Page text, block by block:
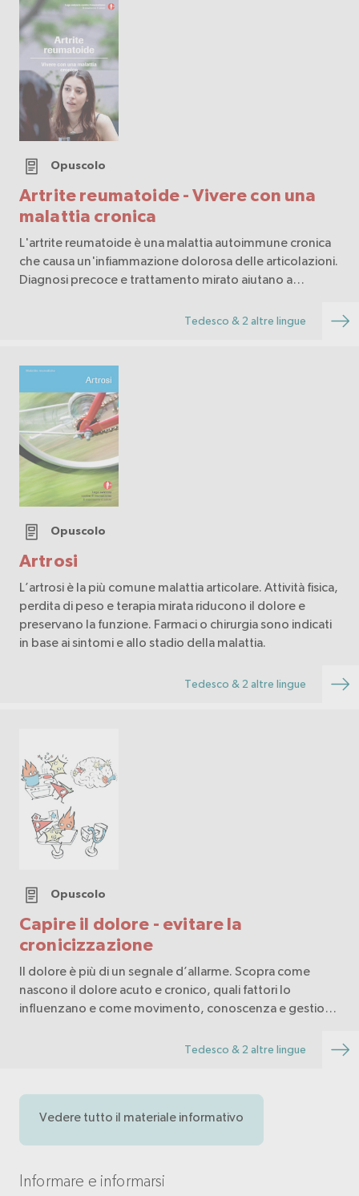
Artrite reumatoide - Vivere con una
malattia cronica
Opuscolo
L'artrite reumatoide è una malattia autoimmune cronica
che causa un'infiammazione dolorosa delle articolazioni.
Diagnosi precoce e trattamento mirato aiutano a
Tedesco & 2 altre lingue
Artrosi
Opuscolo
L’artrosi è la più comune malattia articolare. Attività fisica,
perdita di peso e terapia mirata riducono il dolore e
preservano la funzione. Farmaci o chirurgia sono indicati
in base ai sintomi e allo stadio della malattia.
Tedesco & 2 altre lingue
Capire il dolore - evitare la
cronicizzazione
Opuscolo
Il dolore è più di un segnale d’allarme. Scopra come
nascono il dolore acuto e cronico, quali fattori lo
influenzano e come movimento, conoscenza e gestione
Tedesco & 2 altre lingue
Vedere tutto il materiale informativo
Informare e informarsi